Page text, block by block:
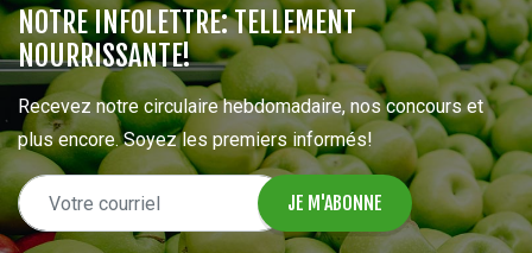
NOTRE INFOLETTRE: TELLEMENT
NOURRISSANTE!
Recevez notre circulaire hebdomadaire, nos concours et
plus encore. Soyez les premiers informés!